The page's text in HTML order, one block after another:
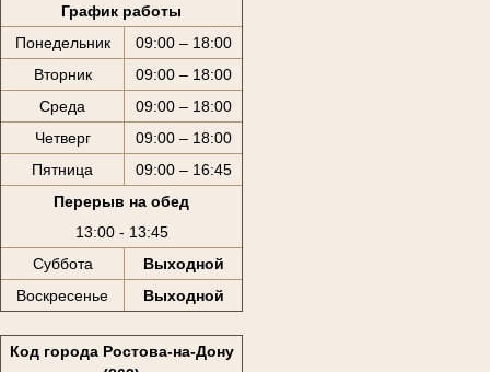
График работы
Понедельник
09:00 – 18:00
Вторник
09:00 – 18:00
Среда
09:00 – 18:00
Четверг
09:00 – 18:00
Пятница
09:00 – 16:45
Перерыв на обед
13:00 - 13:45
Суббота
Выходной
Воскресенье
Выходной
Код города Ростова-на-Дону